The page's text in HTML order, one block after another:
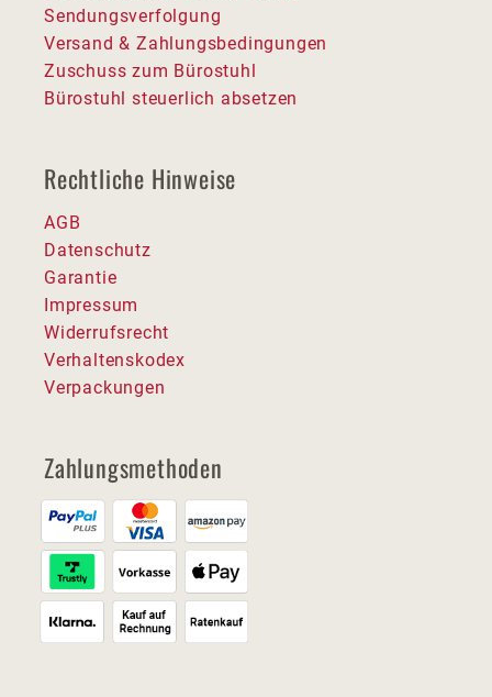
Sendungsverfolgung
Versand & Zahlungsbedingungen
Zuschuss zum Bürostuhl
Bürostuhl steuerlich absetzen
Rechtliche Hinweise
AGB
Datenschutz
Garantie
Impressum
Widerrufsrecht
Verhaltenskodex
Verpackungen
Zahlungsmethoden